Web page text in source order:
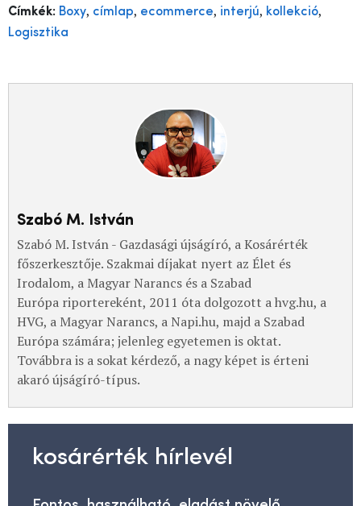
Címkék: Boxy, címlap, ecommerce, interjú, kollekció,
Logisztika
Szabó M. István
Szabó M. István - Gazdasági újságíró, a Kosárérték
főszerkesztője. Szakmai díjakat nyert az Élet és
Irodalom, a Magyar Narancs és a Szabad
Európa riportereként, 2011 óta dolgozott a hvg.hu, a
HVG, a Magyar Narancs, a Napi.hu, majd a Szabad
Európa számára; jelenleg egyetemen is oktat.
Továbbra is a sokat kérdező, a nagy képet is érteni
akaró újságíró-típus.
kosárérték hírlevél